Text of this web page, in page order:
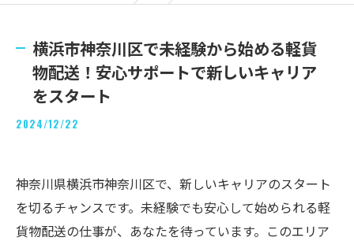
横浜市神奈川区で未経験から始める軽貨
物配送！安心サポートで新しいキャリア
をスタート
2024/12/22
神奈川県横浜市神奈川区で、新しいキャリアのスタート
を切るチャンスです。未経験でも安心して始められる軽
貨物配送の仕事が、あなたを待っています。このエリア